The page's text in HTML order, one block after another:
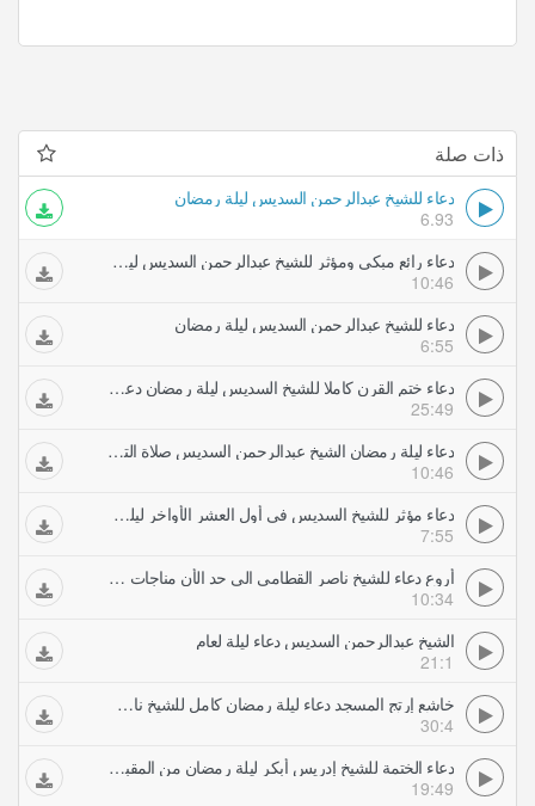
ذات صلة
دعاء للشيخ عبدالرحمن السديس ليلة رمضان
6.93
دعاء رائع مبكي ومؤثر للشيخ عبدالرحمن السديس ليلة رمضان في الحرم المكي من صلاة القيام والتهجد
10:46
دعاء للشيخ عبدالرحمن السديس ليلة رمضان
6:55
دعاء ختم القرن كاملا للشيخ السديس ليلة رمضان دعاء ختمة الحرم المكي للسديس
25:49
دعاء ليلة رمضان الشيخ عبدالرحمن السديس صلاة التهجد
10:46
دعاء مؤثر للشيخ السديس في أول العشر الأواخر ليلة رمضان في الحرم المكي من صلاة القيام والتهجد
7:55
أروع دعاء للشيخ ناصر القطامى الى حد الأن مناجات رائعة جدا ليلة رمضان لا تفوت
10:34
الشيخ عبدالرحمن السديس دعاء ليلة لعام
21:1
خاشع إرتج المسجد دعاء ليلة رمضان كامل للشيخ ناصر القطامى
30:4
دعاء الختمة للشيخ إدريس أبكر ليلة رمضان من المقبول منا فنهنيه خاشع جدا
19:49